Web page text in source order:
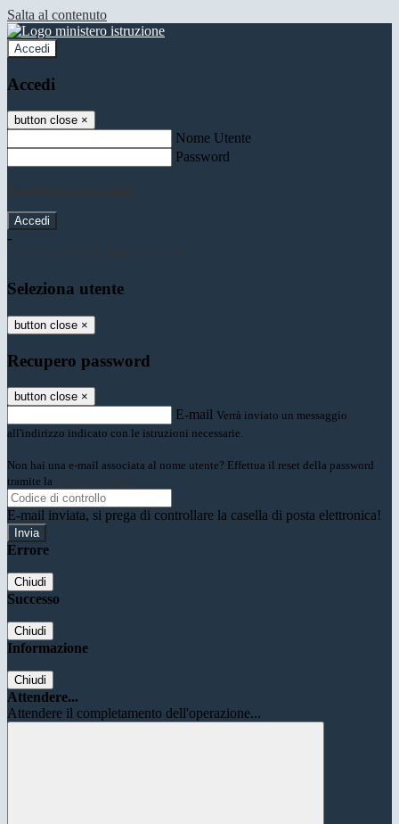
Salta al contenuto
Accedi
Accedi
button close ×
Nome Utente
Password
-
Seleziona utente
button close ×
Recupero password
button close ×
E-mail Verrà inviato un messaggio
all'indirizzo indicato con le istruzioni necessarie.
Non hai una e-mail associata al nome utente? Effettua il reset della password
tramite la
E-mail inviata, si prega di controllare la casella di posta elettronica!
Errore
Chiudi
Successo
Chiudi
Informazione
Chiudi
Attendere...
Attendere il completamento dell'operazione...